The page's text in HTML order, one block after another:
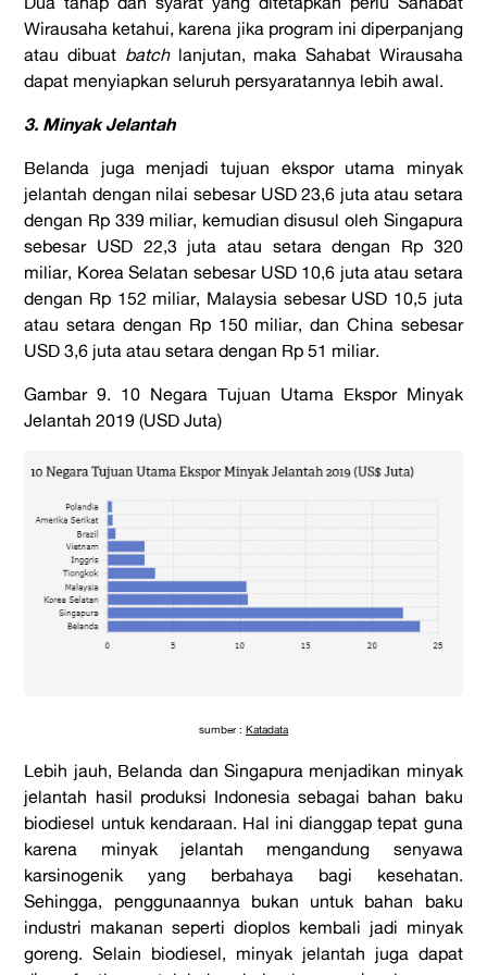
Wirausaha ketahui, karena jika program ini diperpanjang
atau dibuat batch lanjutan, maka Sahabat Wirausaha
dapat menyiapkan seluruh persyaratannya lebih awal.
3. Minyak Jelantah
Belanda juga menjadi tujuan ekspor utama minyak
jelantah dengan nilai sebesar USD 23,6 juta atau setara
dengan Rp 339 miliar, kemudian disusul oleh Singapura
sebesar USD 22,3 juta atau setara dengan Rp 320
miliar, Korea Selatan sebesar USD 10,6 juta atau setara
dengan Rp 152 miliar, Malaysia sebesar USD 10,5 juta
atau setara dengan Rp 150 miliar, dan China sebesar
USD 3,6 juta atau setara dengan Rp 51 miliar.
Gambar 9. 10 Negara Tujuan Utama Ekspor Minyak
Jelantah 2019 (USD Juta)
sumber : Katadata
Lebih jauh, Belanda dan Singapura menjadikan minyak
jelantah hasil produksi Indonesia sebagai bahan baku
biodiesel untuk kendaraan. Hal ini dianggap tepat guna
karena minyak jelantah mengandung senyawa
karsinogenik yang berbahaya bagi kesehatan.
Sehingga, penggunaannya bukan untuk bahan baku
industri makanan seperti dioplos kembali jadi minyak
goreng. Selain biodiesel, minyak jelantah juga dapat